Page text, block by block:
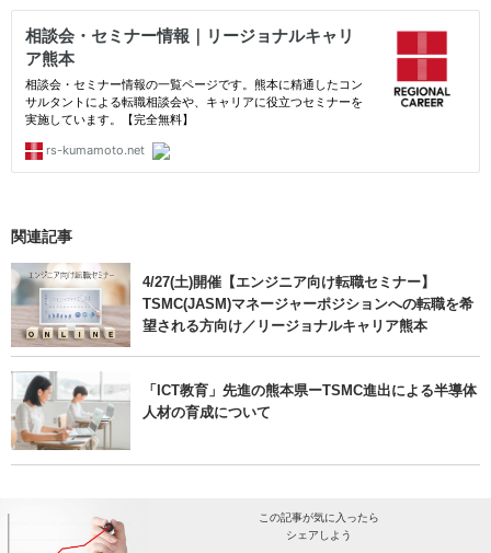
関連記事
4/27(土)開催【エンジニア向け転職セミナー】
TSMC(JASM)マネージャーポジションへの転職を希
望される方向け／リージョナルキャリア熊本
「ICT教育」先進の熊本県ーTSMC進出による半導体
人材の育成について
この記事が気に入ったら
シェアしよう